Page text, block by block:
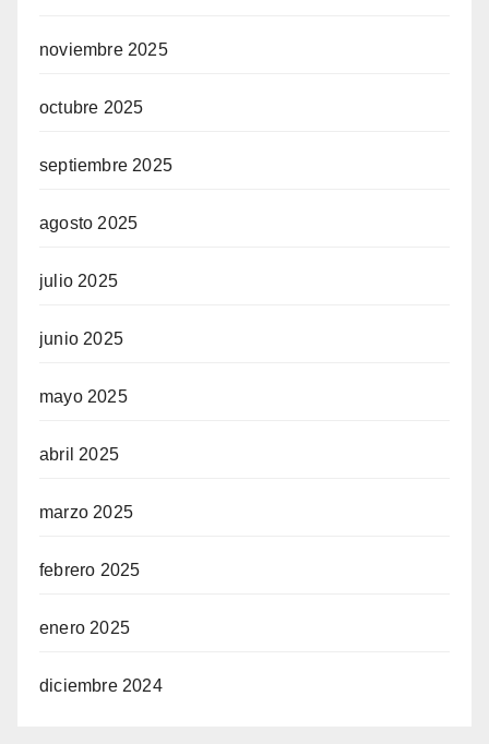
noviembre 2025
octubre 2025
septiembre 2025
agosto 2025
julio 2025
junio 2025
mayo 2025
abril 2025
marzo 2025
febrero 2025
enero 2025
diciembre 2024